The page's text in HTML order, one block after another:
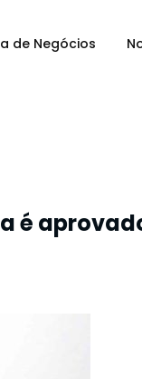
de Negócios
é